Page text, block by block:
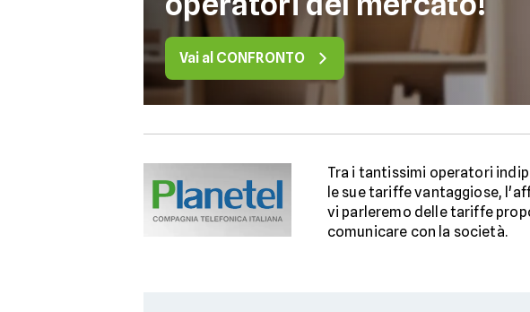
Vai al CONFRONTO
Tra i tantissimi operatori
le sue tariffe vantaggiose,
vi parleremo delle tariffe
comunicare con la società.